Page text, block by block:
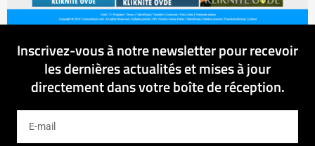
Inscrivez-vous à notre newsletter pour recevoir
les dernières actualités et mises à jour
directement dans votre boîte de réception.